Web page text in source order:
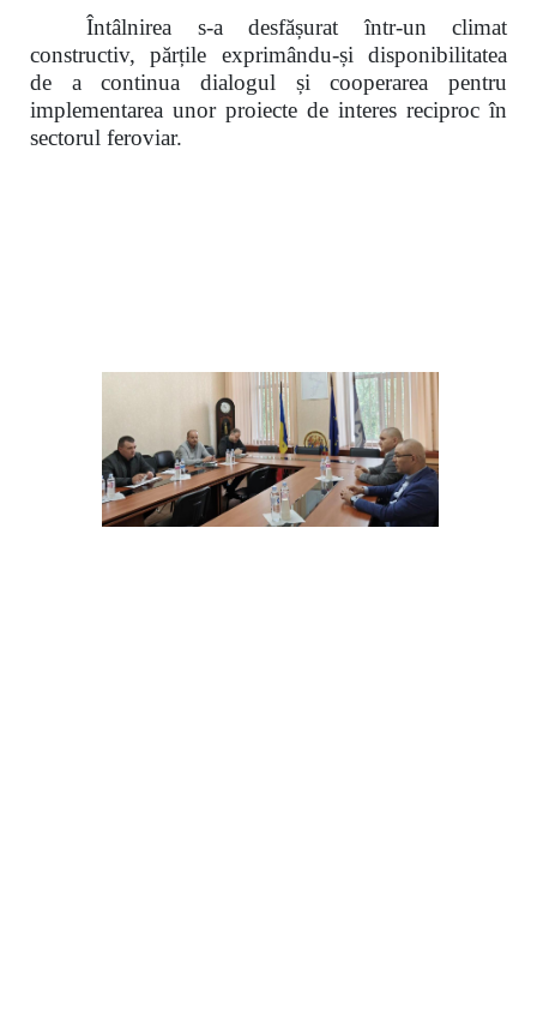
Întâlnirea s-a desfășurat într-un climat
constructiv, părțile exprimându-și disponibilitatea
de a continua dialogul și cooperarea pentru
implementarea unor proiecte de interes reciproc în
sectorul feroviar.